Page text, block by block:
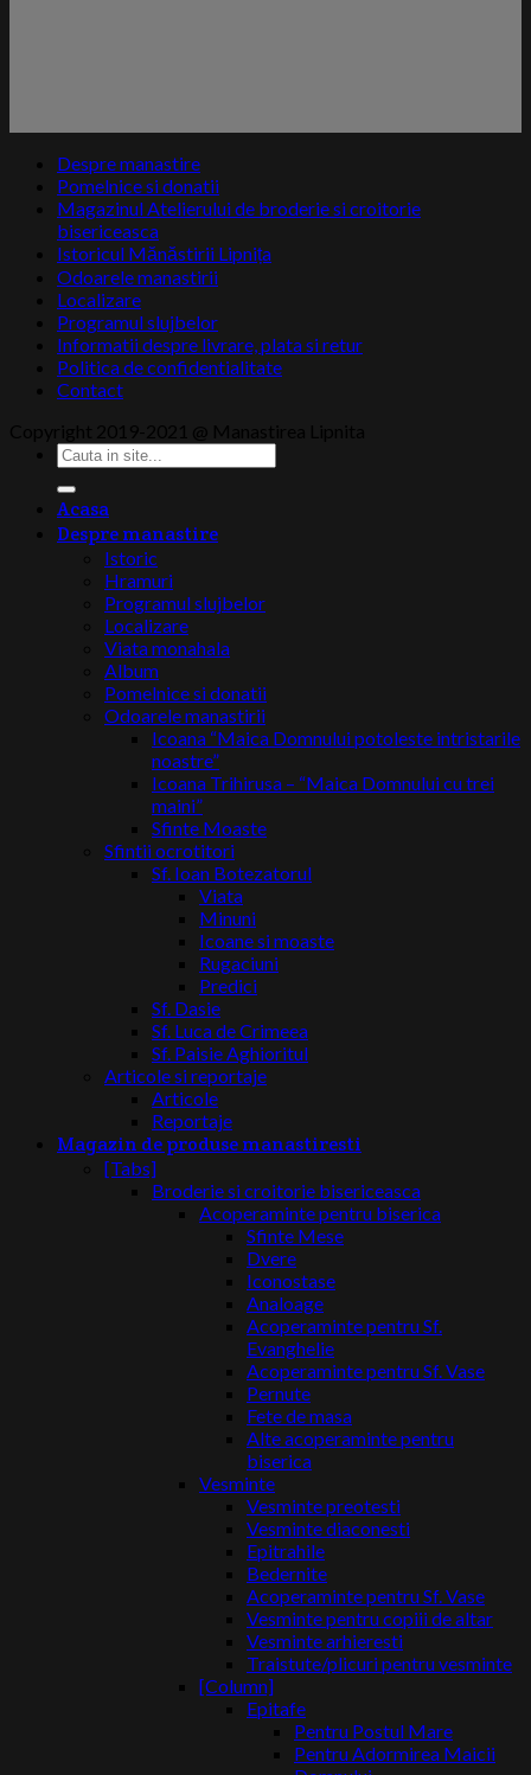
Despre manastire
Pomelnice si donatii
Magazinul Atelierului de broderie si croitorie
bisericeasca
Istoricul Mănăstirii Lipnița
Odoarele manastirii
Localizare
Programul slujbelor
Informatii despre livrare, plata si retur
Politica de confidentialitate
Contact
Acasa
Despre manastire
Istoric
Hramuri
Programul slujbelor
Localizare
Viata monahala
Album
Pomelnice si donatii
Odoarele manastirii
Icoana “Maica Domnului potoleste intristarile
noastre”
Icoana Trihirusa – “Maica Domnului cu trei
maini”
Sfinte Moaste
Sfintii ocrotitori
Sf. Ioan Botezatorul
Viata
Minuni
Icoane si moaste
Rugaciuni
Predici
Sf. Dasie
Sf. Luca de Crimeea
Sf. Paisie Aghioritul
Articole si reportaje
Articole
Reportaje
Magazin de produse manastiresti
[Tabs]
Broderie si croitorie bisericeasca
Acoperaminte pentru biserica
Sfinte Mese
Dvere
Iconostase
Analoage
Acoperaminte pentru Sf.
Evanghelie
Acoperaminte pentru Sf. Vase
Pernute
Fete de masa
Alte acoperaminte pentru
biserica
Vesminte
Vesminte preotesti
Vesminte diaconesti
Epitrahile
Bedernite
Acoperaminte pentru Sf. Vase
Vesminte pentru copiii de altar
Vesminte arhieresti
Traistute/plicuri pentru vesminte
[Column]
Epitafe
Pentru Postul Mare
Pentru Adormirea Maicii